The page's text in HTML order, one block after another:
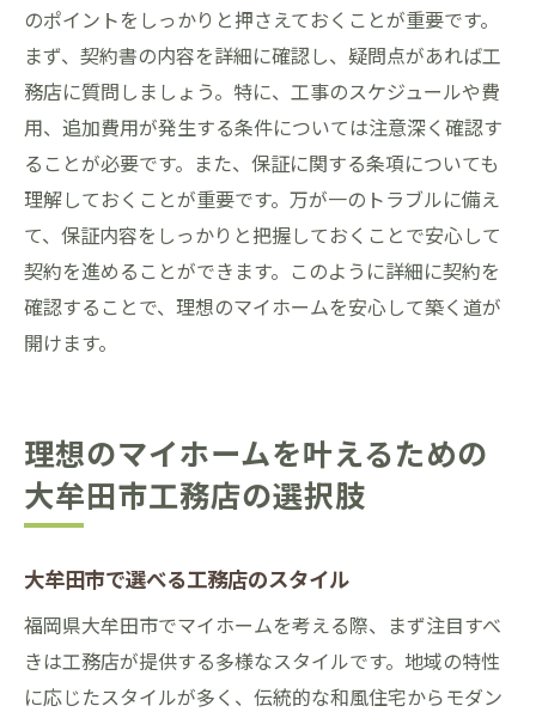
のポイントをしっかりと押さえておくことが重要です。
まず、契約書の内容を詳細に確認し、疑問点があれば工
務店に質問しましょう。特に、工事のスケジュールや費
用、追加費用が発生する条件については注意深く確認す
ることが必要です。また、保証に関する条項についても
理解しておくことが重要です。万が一のトラブルに備え
て、保証内容をしっかりと把握しておくことで安心して
契約を進めることができます。このように詳細に契約を
確認することで、理想のマイホームを安心して築く道が
開けます。
理想のマイホームを叶えるための
大牟田市工務店の選択肢
大牟田市で選べる工務店のスタイル
福岡県大牟田市でマイホームを考える際、まず注目すべ
きは工務店が提供する多様なスタイルです。地域の特性
に応じたスタイルが多く、伝統的な和風住宅からモダン